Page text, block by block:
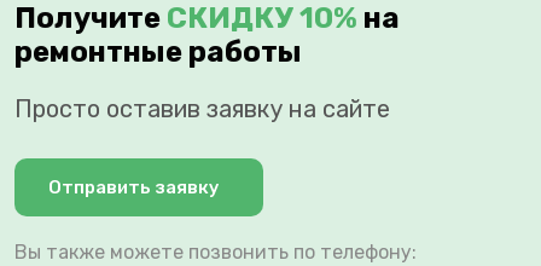
Получите СКИДКУ 10% на
ремонтные работы
Просто оставив заявку на сайте
Отправить заявку
Вы также можете позвонить по телефону: